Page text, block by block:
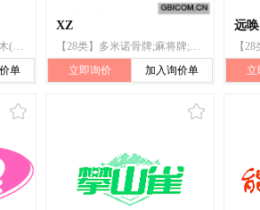
【28类】家养宠物玩具;积木(玩具);多米诺骨牌;玩具熊;长毛绒玩具;玩具车;拼图玩具;填充玩具;面具(玩具);棋
单
XZ
【28类】多米诺骨牌;麻将牌;扑克牌;棋;全自动麻将桌(机);国际象棋;棋类游戏;围棋;台球;哑铃
立即询价
加入询价单
远唤
立